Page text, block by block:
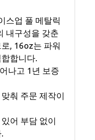
스업 풀 메탈릭
내구성을 갖춘
, 16oz는 파워
합니다.
나고 1년 보증
춰 주문 제작이
어 부담 없이